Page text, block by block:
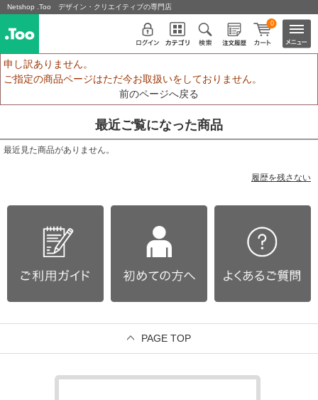
Netshop .Too デザイン・クリエイティブの専門店
0
申し訳ありません。
ご指定の商品ページはただ今お取扱いをしておりません。
前のページへ戻る
最近ご覧になった商品
最近見た商品がありません。
履歴を残さない
PAGE TOP